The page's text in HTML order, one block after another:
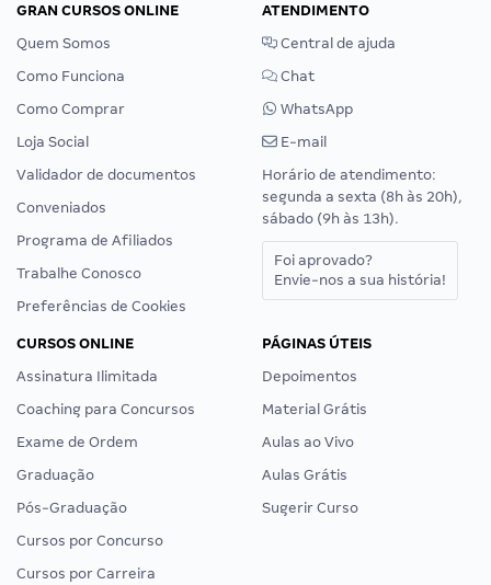
GRAN CURSOS ONLINE
Quem Somos
Como Funciona
Como Comprar
Loja Social
Validador de documentos
Conveniados
Programa de Afiliados
Trabalhe Conosco
Preferências de Cookies
ATENDIMENTO
Central de ajuda
Chat
WhatsApp
E-mail
Horário de atendimento:
segunda a sexta (8h às 20h),
sábado (9h às 13h).
Foi aprovado?
Envie-nos a sua história!
CURSOS ONLINE
Assinatura Ilimitada
Coaching para Concursos
Exame de Ordem
Graduação
Pós-Graduação
Cursos por Concurso
Cursos por Carreira
PÁGINAS ÚTEIS
Depoimentos
Material Grátis
Aulas ao Vivo
Aulas Grátis
Sugerir Curso